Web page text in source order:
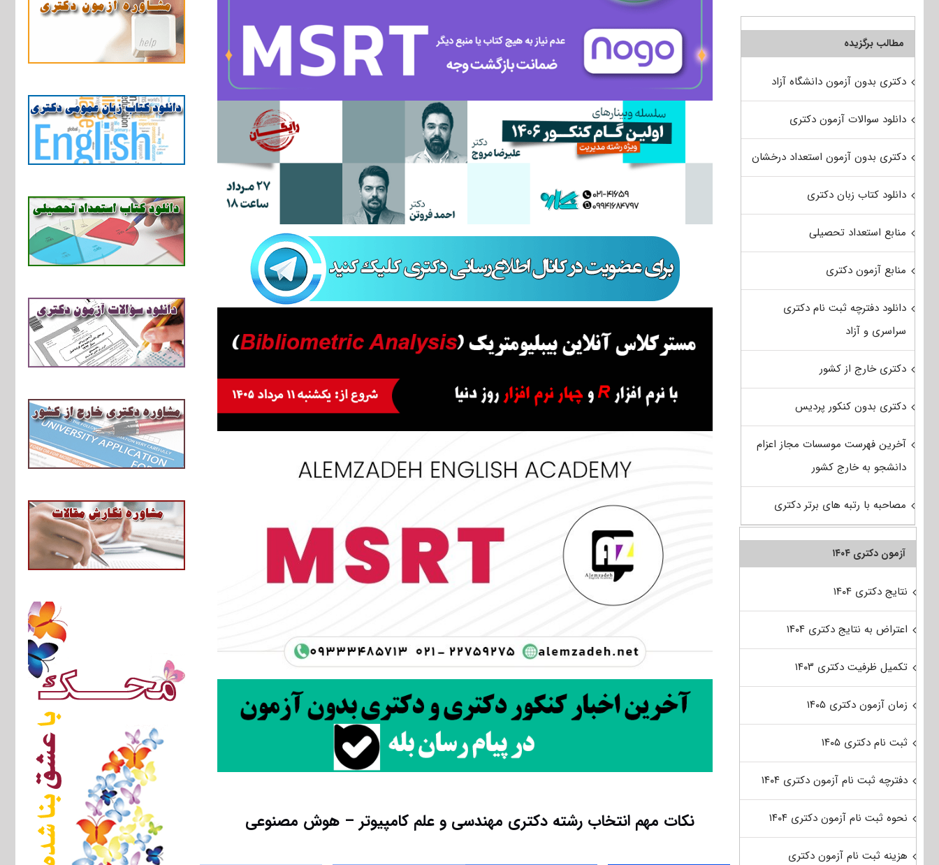
نکات مهم انتخاب رشته دکتری مهندسی و علم کامپیوتر – هوش مصنوعی
مطالب برگزیده
دکتری بدون آزمون دانشگاه آزاد
دانلود سوالات آزمون دکتری
دکتری بدون آزمون استعداد درخشان
دانلود کتاب زبان دکتری
منابع استعداد تحصیلی
منابع آزمون دکتری
دانلود دفترچه ثبت نام دکتری
سراسری و آزاد
دکتری خارج از کشور
دکتری بدون کنکور پردیس
آخرین فهرست موسسات مجاز اعزام
دانشجو به خارج کشور
مصاحبه با رتبه های برتر دکتری
آزمون دکتری ۱۴۰۴
نتایج دکتری ۱۴۰۴
اعتراض به نتایج دکتری ۱۴۰۴
تکمیل ظرفیت دکتری ۱۴۰۳
زمان آزمون دکتری ۱۴۰۵
ثبت نام دکتری ۱۴۰۵
دفترچه ثبت نام آزمون دکتری ۱۴۰۴
نحوه ثبت نام آزمون دکتری ۱۴۰۴
هزینه ثبت نام آزمون دکتری